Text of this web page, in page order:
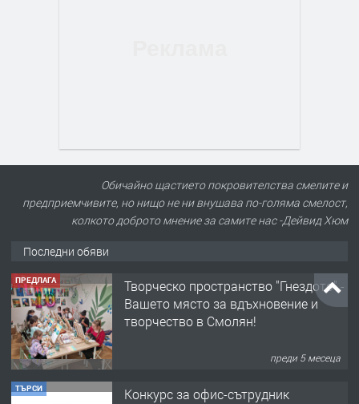
Обичайно щастието покровителства смелите и
предприемчивите, но нищо не ни внушава по-голяма смелост,
колкото доброто мнение за самите нас -Дейвид Хюм
Последни обяви
ПРЕДЛАГА
Творческо пространство "Гнездото" -
Вашето място за вдъхновение и
творчество в Смолян!
преди 5 месеца
ТЪРСИ Конкурс за офис-сътрудник